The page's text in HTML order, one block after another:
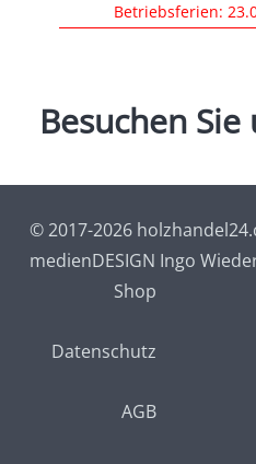
Betriebsferien:
Besuchen Sie
© 2017-2026
medienDESIGN Ingo
Shop
Datenschutz
AGB